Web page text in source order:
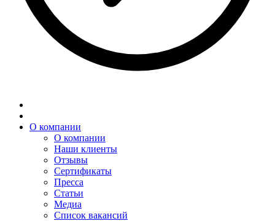
О компании
О компании
Наши клиенты
Отзывы
Сертификаты
Пресса
Статьи
Медиа
Список вакансий